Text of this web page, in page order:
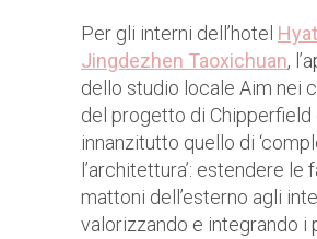
Per gli interni dell’hotel
Jingdezhen Taoxichuan,
dello studio locale Aim nei
del progetto di Chipperfield
innanzitutto quello di
l’architettura’: estendere le
mattoni dell’esterno agli
valorizzando e integrando i